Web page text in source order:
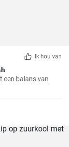
Ik hou van
een balans van